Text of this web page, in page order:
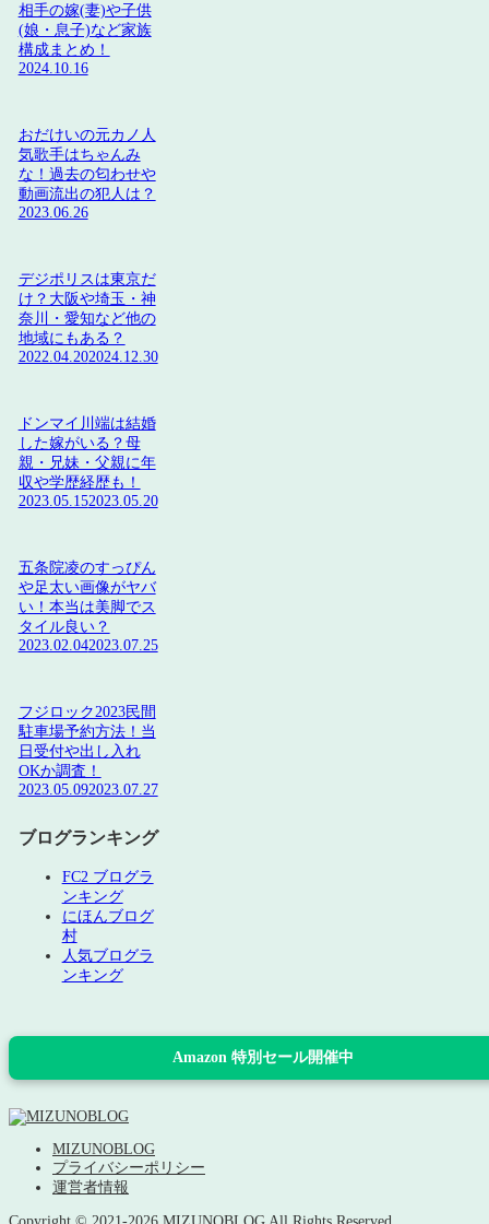
相手の嫁(妻)や子供
(娘・息子)など家族
構成まとめ！
2024.10.16
おだけいの元カノ人
気歌手はちゃんみ
な！過去の匂わせや
動画流出の犯人は？
2023.06.26
デジポリスは東京だ
け？大阪や埼玉・神
奈川・愛知など他の
地域にもある？
2022.04.202024.12.30
ドンマイ川端は結婚
した嫁がいる？母
親・兄妹・父親に年
収や学歴経歴も！
2023.05.152023.05.20
五条院凌のすっぴん
や足太い画像がヤバ
い！本当は美脚でス
タイル良い？
2023.02.042023.07.25
フジロック2023民間
駐車場予約方法！当
日受付や出し入れ
OKか調査！
2023.05.092023.07.27
ブログランキング
FC2 ブログラ
ンキング
にほんブログ
村
人気ブログラ
ンキング
Amazon 特別セール開催中
MIZUNOBLOG
プライバシーポリシー
運営者情報